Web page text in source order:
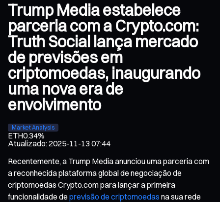
Trump Media estabelece
parceria com a Crypto.com:
Truth Social lança mercado
de previsões em
criptomoedas, inaugurando
uma nova era de
envolvimento
Market Analysis
ETH0.34%
Atualizado:2025-11-13 07:44
Recentemente, a Trump Media anunciou uma parceria com
a reconhecida plataforma global de negociação de
criptomoedas Crypto.com para lançar a primeira
funcionalidade de previsão de criptomoedas na sua rede